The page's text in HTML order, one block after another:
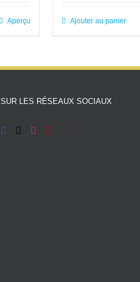
Aperçu Ajouter au panier
SUR LES RÉSEAUX SOCIAUX